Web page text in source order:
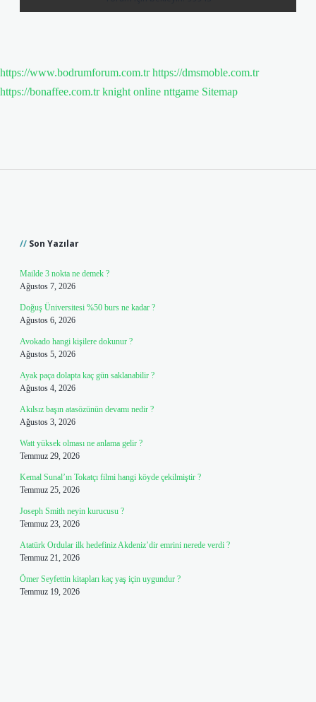
https://www.bodrumforum.com.tr https://dmsmoble.com.tr
https://bonaffee.com.tr knight online nttgame Sitemap
Son Yazılar
Mailde 3 nokta ne demek ?
Ağustos 7, 2026
Doğuş Üniversitesi %50 burs ne kadar ?
Ağustos 6, 2026
Avokado hangi kişilere dokunur ?
Ağustos 5, 2026
Ayak paça dolapta kaç gün saklanabilir ?
Ağustos 4, 2026
Akılsız başın atasözünün devamı nedir ?
Ağustos 3, 2026
Watt yüksek olması ne anlama gelir ?
Temmuz 29, 2026
Kemal Sunal’ın Tokatçı filmi hangi köyde çekilmiştir ?
Temmuz 25, 2026
Joseph Smith neyin kurucusu ?
Temmuz 23, 2026
Atatürk Ordular ilk hedefiniz Akdeniz’dir emrini nerede verdi ?
Temmuz 21, 2026
Ömer Seyfettin kitapları kaç yaş için uygundur ?
Temmuz 19, 2026